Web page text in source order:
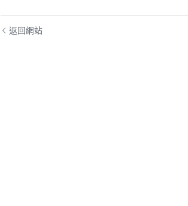
返回網站